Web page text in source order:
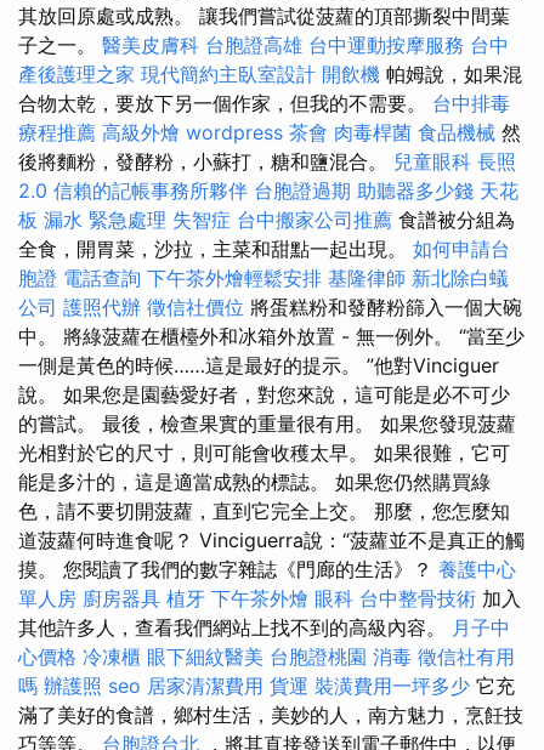
其放回原處或成熟。 讓我們嘗試從菠蘿的頂部撕裂中間葉
子之一。 醫美皮膚科 台胞證高雄 台中運動按摩服務 台中
產後護理之家 現代簡約主臥室設計 開飲機 帕姆說，如果混
合物太乾，要放下另一個作家，但我的不需要。 台中排毒
療程推薦 高級外燴 wordpress 茶會 肉毒桿菌 食品機械 然
後將麵粉，發酵粉，小蘇打，糖和鹽混合。 兒童眼科 長照
2.0 信賴的記帳事務所夥伴 台胞證過期 助聽器多少錢 天花
板 漏水 緊急處理 失智症 台中搬家公司推薦 食譜被分組為
全食，開胃菜，沙拉，主菜和甜點一起出現。 如何申請台
胞證 電話查詢 下午茶外燴輕鬆安排 基隆律師 新北除白蟻
公司 護照代辦 徵信社價位 將蛋糕粉和發酵粉篩入一個大碗
中。 將綠菠蘿在櫃檯外和冰箱外放置 - 無一例外。 “當至少
一側是黃色的時候……這是最好的提示。 ”他對Vinciguer
說。 如果您是園藝愛好者，對您來說，這可能是必不可少
的嘗試。 最後，檢查果實的重量很有用。 如果您發現菠蘿
光相對於它的尺寸，則可能會收穫太早。 如果很難，它可
能是多汁的，這是適當成熟的標誌。 如果您仍然購買綠
色，請不要切開菠蘿，直到它完全上交。 那麼，您怎麼知
道菠蘿何時進食呢？ Vinciguerra說：“菠蘿並不是真正的觸
摸。 您閱讀了我們的數字雜誌《門廊的生活》？ 養護中心
單人房 廚房器具 植牙 下午茶外燴 眼科 台中整骨技術 加入
其他許多人，查看我們網站上找不到的高級內容。 月子中
心價格 冷凍櫃 眼下細紋醫美 台胞證桃園 消毒 徵信社有用
嗎 辦護照 seo 居家清潔費用 貨運 裝潢費用一坪多少 它充
滿了美好的食譜，鄉村生活，美妙的人，南方魅力，烹飪技
巧等等。 台胞證台北 ，將其直接發送到電子郵件中，以便